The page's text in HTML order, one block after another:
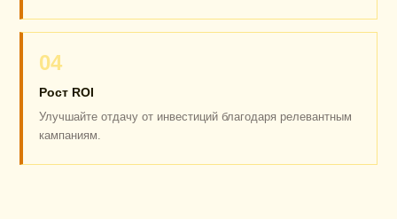
04
Рост ROI
Улучшайте отдачу от инвестиций благодаря релевантным
кампаниям.